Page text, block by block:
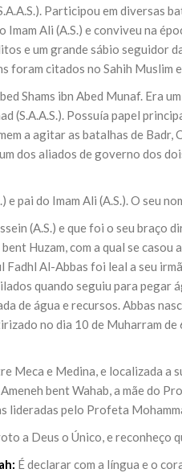
Participou em diversas
Ali (A.S.) e conviveu na
e um grande sábio seguidor
foram citados no Sahih Muslim
Shams ibn Abed Munaf. Era
(S.A.A.S.). Possuía papel
a agitar as batalhas de
dos aliados de governo dos
e pai do Imam Ali (A.S.). O seu
(A.S.) e que foi o seu braço
Huzam, com a qual se
Al-Abbas foi leal a seu
quando seguiu para pegar
de água e recursos. Abbas
no dia 10 de Muharram
Meca e Medina, e localizada a
bent Wahab, a mãe do
pelo Profeta
a Deus o Único, e reconheço
É declarar com a língua e o